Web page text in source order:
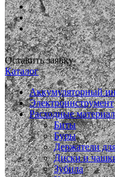
Оставить заявку
Каталог
Аккумуляторный
Электроинструмент
Расходные
Биты
Буры
Держатели
Диски и
Зубила